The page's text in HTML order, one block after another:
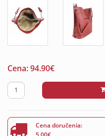
Cena:94.90€
Cena doručenia: